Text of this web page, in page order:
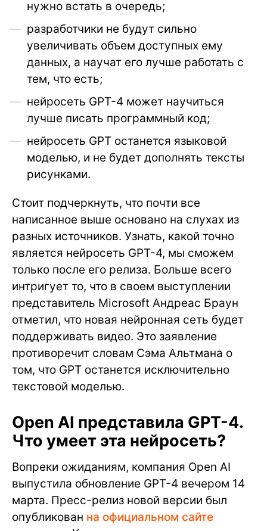
нужно встать в очередь;
разработчики не будут сильно
увеличивать объем доступных ему
данных, а научат его лучше работать с
тем, что есть;
нейросеть GPT-4 может научиться
лучше писать программный код;
нейросеть GPT останется языковой
моделью, и не будет дополнять тексты
рисунками.
Стоит подчеркнуть, что почти все
написанное выше основано на слухах из
разных источников. Узнать, какой точно
является нейросеть GPT-4, мы сможем
только после его релиза. Больше всего
интригует то, что в своем выступлении
представитель Microsoft Андреас Браун
отметил, что новая нейронная сеть будет
поддерживать видео. Это заявление
противоречит словам Сэма Альтмана о
том, что GPT останется исключительно
текстовой моделью.
Open AI представила GPT-4.
Что умеет эта нейросеть?
Вопреки ожиданиям, компания Open AI
выпустила обновление GPT-4 вечером 14
марта. Пресс-релиз новой версии был
опубликован на официальном сайте